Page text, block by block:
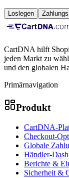
Loslegen
CartDNA hilft
jeden Markt zu
und den globalen
Primärnavigation
Produkt
CartDNA-
Checkout-
Globale
Händler-
Berichte &
Sicherheit &